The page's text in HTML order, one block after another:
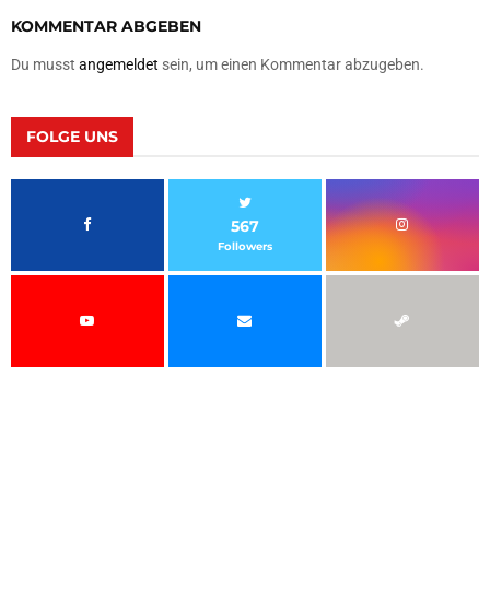
KOMMENTAR ABGEBEN
Du musst angemeldet sein, um einen Kommentar abzugeben.
FOLGE UNS
567
Followers